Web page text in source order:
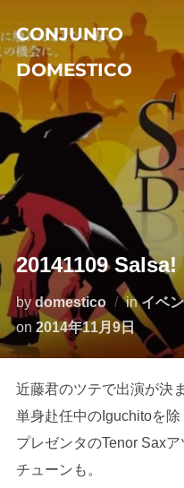
ン
テ
ン
ツ
ス
キ
ッ
プ
CONJUNTO
DOMESTICO
20141109
bydomestico inイベ
on 投
稿
2014年11月9日
近藤君のツテで出演が決
単身赴任中のIguchitoを除
プレゼンタのTenor Sax
チューンも。